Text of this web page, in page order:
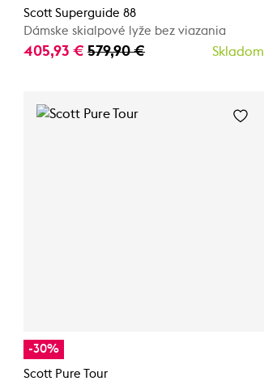
Scott Superguide 88
Dámske skialpové lyže bez viazania
405,93 € 579,90 € Skladom
-30%
Scott Pure Tour